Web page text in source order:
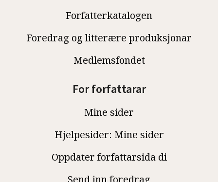
Forfatterkatalogen
Foredrag og litterære produksjonar
Medlemsfondet
For forfattarar
Mine sider
Hjelpesider: Mine sider
Oppdater forfattarsida di
Send inn foredrag